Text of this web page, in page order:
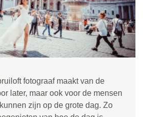
fotograaf maakt van de
later, maar ook voor de mensen
zijn op de grote dag. Zo